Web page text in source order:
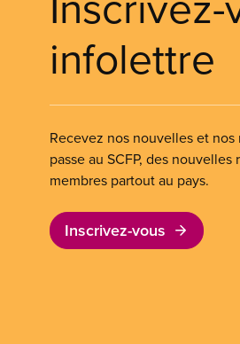
infolettre
Recevez nos nouvelles et nos
passe au SCFP, des
membres partout au pays.
Inscrivez-vous